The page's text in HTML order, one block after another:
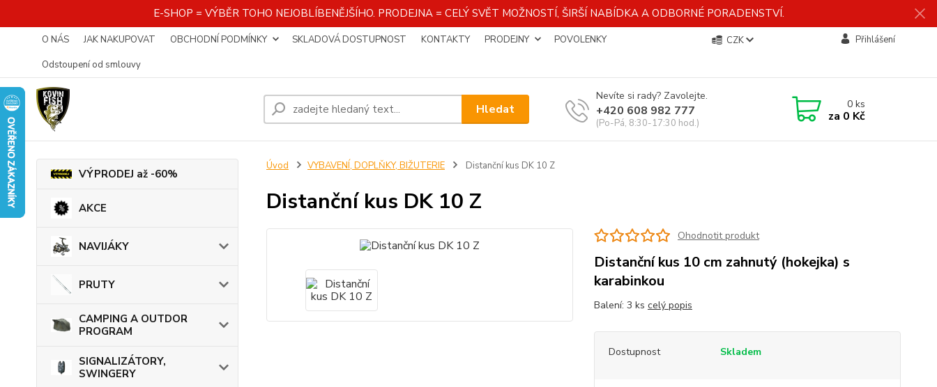
E-SHOP = VÝBĚR TOHO NEJOBLÍBENĚJŠÍHO. PRODEJNA = CELÝ SVĚT MOŽNOSTÍ, ŠIRŠÍ NABÍDKA A ODBORNÉ PORADENSTVÍ.
O NÁS JAK NAKUPOVAT OBCHODNÍ PODMÍNKY SKLADOVÁ DOSTUPNOST KONTAKTY PRODEJNY
POVOLENKY
Odstoupení od smlouvy
CZK Přihlášení
Hledat
Nevíte si rady? Zavolejte.
+420 608 982 777
(Po-Pá, 8:30-17:30 hod.)
0ks
za 0 Kč
VÝPRODEJ až -60%
AKCE
NAVIJÁKY
PRUTY
CAMPING A OUTDOR
PROGRAM
SIGNALIZÁTORY,
SWINGERY
Úvod VYBAVENÍ, DOPLŇKY, BIŽUTERIE Distanční kus DK 10 Z
Distanční kus DK 10 Z
Ohodnotit produkt
Distanční kus 10 cm zahnutý (hokejka) s
karabinkou
Balení: 3 ks celý popis
Dostupnost Skladem